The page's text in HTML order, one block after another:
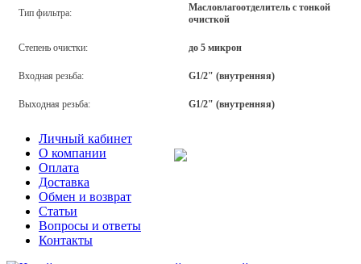
Тип фильтра:
Масловлагоотделитель с тонкой
очисткой
Степень очистки: до 5 микрон
Входная резьба: G1/2" (внутренняя)
Выходная резьба: G1/2" (внутренняя)
Личный кабинет
О компании
Оплата
Доставка
Обмен и возврат
Статьи
Вопросы и ответы
Контакты